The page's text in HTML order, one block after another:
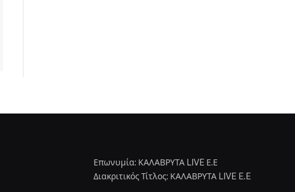
Επωνυμία: ΚΑΛΑΒΡΥΤΑ LIVE Ε.Ε
Διακριτικός Τίτλος: ΚΑΛΑΒΡΥΤΑ LIVE E.E